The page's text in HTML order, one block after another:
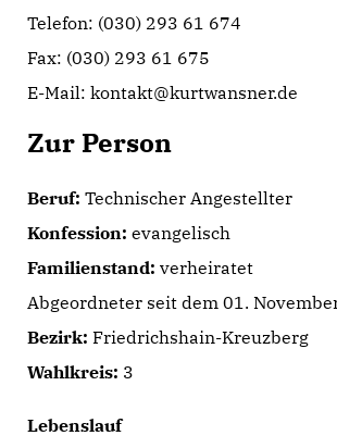
Telefon: (030) 293 61 674
Fax: (030) 293 61 675
E-Mail: kontakt@kurtwansner.de
Zur Person
Beruf: Technischer Angestellter
Konfession: evangelisch
Familienstand: verheiratet
Abgeordneter seit dem 01.
Bezirk: Friedrichshain-Kreuzberg
Wahlkreis: 3
Lebenslauf